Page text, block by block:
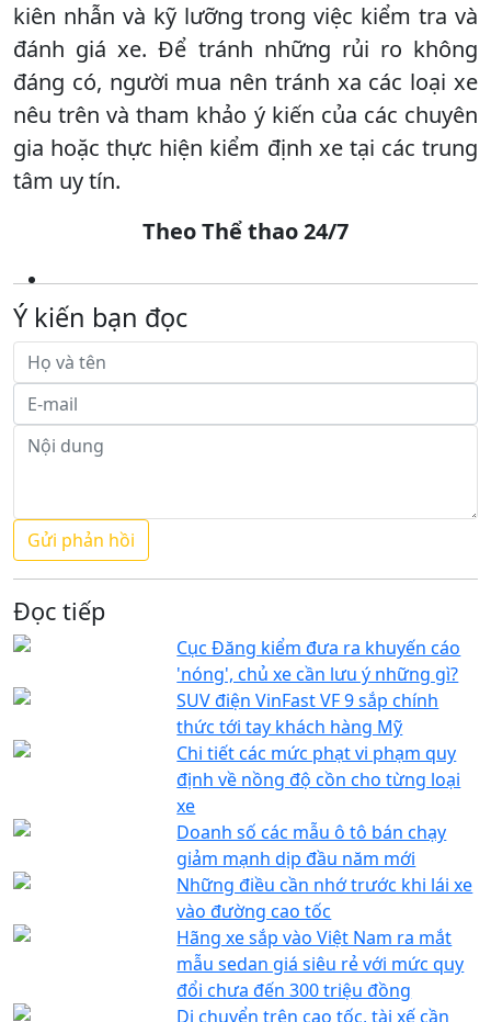
kiên nhẫn và kỹ lưỡng trong việc kiểm tra và
đánh giá xe. Để tránh những rủi ro không
đáng có, người mua nên tránh xa các loại xe
nêu trên và tham khảo ý kiến của các chuyên
gia hoặc thực hiện kiểm định xe tại các trung
tâm uy tín.
Theo Thể thao 24/7
Ý kiến bạn đọc
Đọc tiếp
Cục Đăng kiểm đưa ra khuyến cáo
'nóng', chủ xe cần lưu ý những gì?
SUV điện VinFast VF 9 sắp chính
thức tới tay khách hàng Mỹ
Chi tiết các mức phạt vi phạm quy
định về nồng độ cồn cho từng loại
xe
Doanh số các mẫu ô tô bán chạy
giảm mạnh dịp đầu năm mới
Những điều cần nhớ trước khi lái xe
vào đường cao tốc
Hãng xe sắp vào Việt Nam ra mắt
mẫu sedan giá siêu rẻ với mức quy
đổi chưa đến 300 triệu đồng
Di chuyển trên cao tốc, tài xế cần